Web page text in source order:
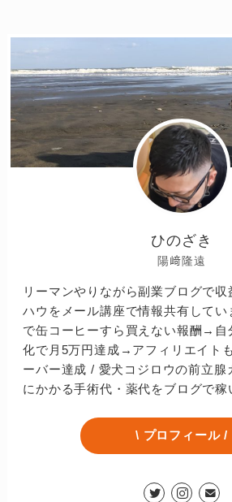
ひのざき
陽﨑隆遠
リーマンやりながら副業ブログで収
ハウをメール講座で情報共有してい
で缶コーヒーすら買えない報酬→自
化で月5万円達成→アフィリエイト
ーバー達成 / 愛犬コジロウの前立腺
にかかる手術代・薬代をブログで稼
\ プロフィール /